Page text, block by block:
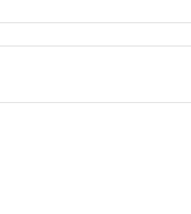
Wallboxes são